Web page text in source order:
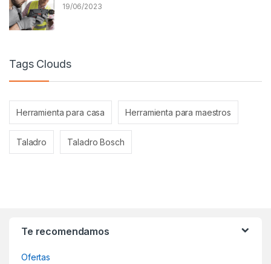
19/06/2023
Tags Clouds
Herramienta para casa Herramienta para maestros
Taladro Taladro Bosch
Te recomendamos
Ofertas